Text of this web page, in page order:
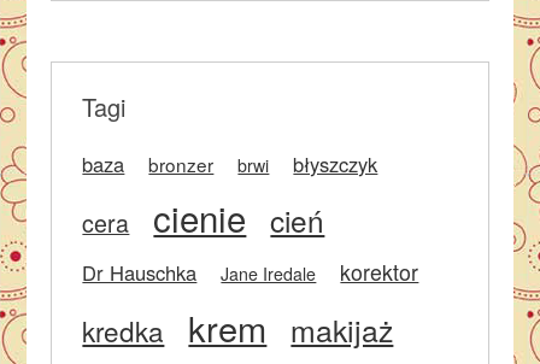
Tagi
baza bronzer brwi błyszczyk
cera cienie cień
Dr Hauschka Jane Iredale korektor
kredka krem makijaż